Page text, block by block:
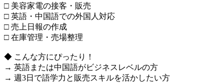
□ 美容家電の接客・販売
□ 英語・中国語での外国人対応
□ 売上日報の作成
□ 在庫管理・売場整理
◆ こんな方にぴったり！
→ 英語または中国語がビジネスレベルの方
→ 週3日で語学力と販売スキルを活かしたい方